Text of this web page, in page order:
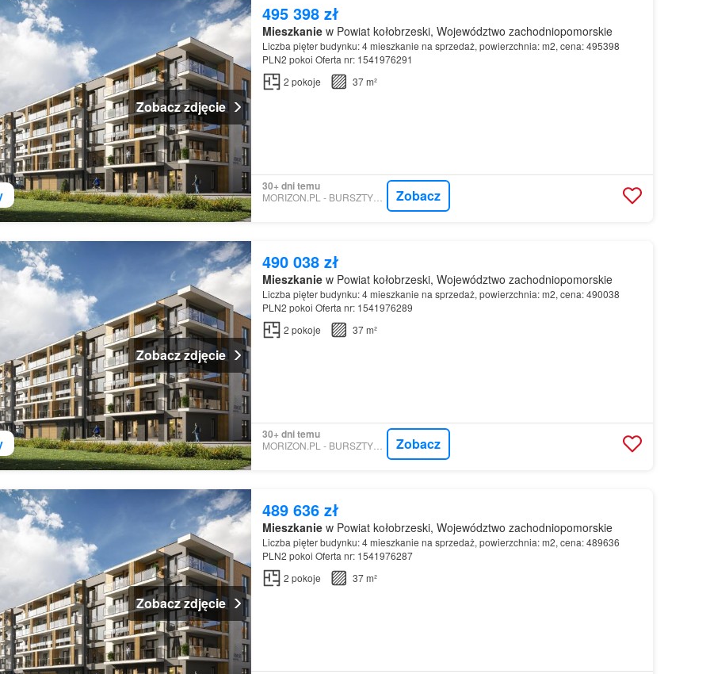
Zobacz zdjęcie
495 398 zł
Mieszkaniew Powiat kołobrzeski, Województwo zachodniopomorskie
Liczba pięter budynku: 4 mieszkanie na sprzedaż, powierzchnia: m2, cena: 495398
PLN2 pokoi Oferta nr: 1541976291
2 pokoje 37 m²
30+ dni temu
MORIZON.PL - BURSZTYNOWE SP. Z O.O. Zobacz
Zobacz zdjęcie
490 038 zł
Mieszkaniew Powiat kołobrzeski, Województwo zachodniopomorskie
Liczba pięter budynku: 4 mieszkanie na sprzedaż, powierzchnia: m2, cena: 490038
PLN2 pokoi Oferta nr: 1541976289
2 pokoje 37 m²
30+ dni temu
MORIZON.PL - BURSZTYNOWE SP. Z O.O. Zobacz
Zobacz zdjęcie
489 636 zł
Mieszkaniew Powiat kołobrzeski, Województwo zachodniopomorskie
Liczba pięter budynku: 4 mieszkanie na sprzedaż, powierzchnia: m2, cena: 489636
PLN2 pokoi Oferta nr: 1541976287
2 pokoje 37 m²